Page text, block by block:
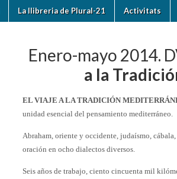
La llibreria de Plural-21 Activitats
Enero-mayo 2014.
a la
EL VIAJE A LA TRADICIÓN
unidad esencial del pensamiento mediterráneo.
Abraham, oriente y occidente, judaísmo,
oración en ocho dialectos diversos.
Seis años de trabajo, ciento cincuenta mil